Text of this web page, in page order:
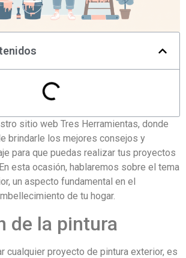
sitio web Tres Herramientas, donde
brindarle los mejores consejos y
para que puedas realizar tus proyectos
esta ocasión, hablaremos sobre el tema
un aspecto fundamental en el
de tu hogar.
de la pintura
cualquier proyecto de pintura exterior, es